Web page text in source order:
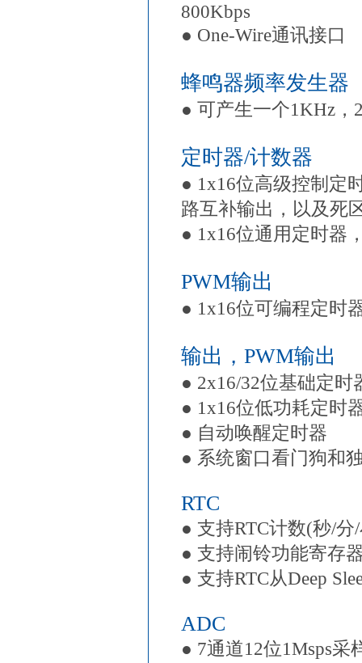
800Kbps
● One-Wire通讯接口
蜂鸣器频率发生器
● 可产生一个1KHz，
定时器/计数器
● 1x16位高级控制定
路互补输出，以及死
● 1x16位通用定时器
PWM输出
● 1x16位可编程定时
输出，PWM输出
● 2x16/32位基础定时
● 1x16位低功耗定时
● 自动唤醒定时器
● 系统窗口看门狗和
RTC
● 支持RTC计数(秒/
● 支持闹铃功能寄存
● 支持RTC从Deep
ADC
● 7通道12位1Msps采